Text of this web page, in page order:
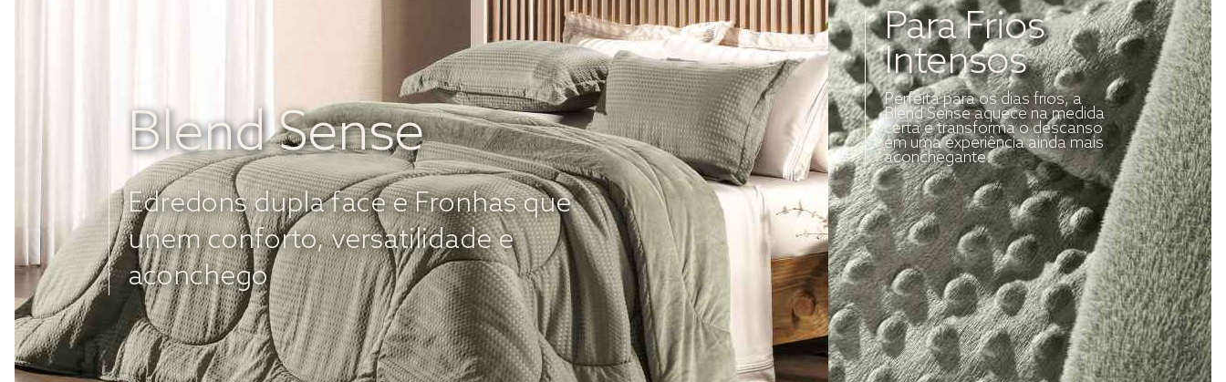
Blend Sense
Edredons dupla face e Fronhas que
unem conforto, versatilidade e
aconchego
Para Frios
Intensos
Perfeita para os dias frios, a
Blend Sense aquece na medida
certa e transforma o descanso
em uma experiência ainda mais
aconchegante.